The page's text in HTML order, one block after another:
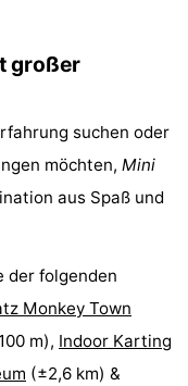
großer
suchen oder
möchten, Mini
aus Spaß und
der folgenden
Monkey Town
m), Indoor Karting
(±2,6 km) &